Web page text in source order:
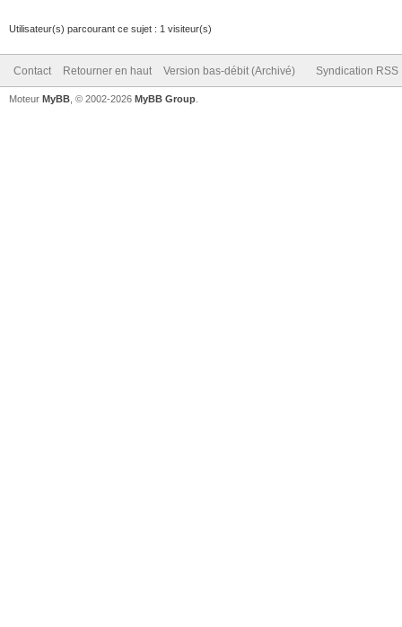
Utilisateur(s) parcourant ce sujet : 1 visiteur(s)
Contact Retourner en haut Version bas-débit (Archivé) Syndication RSS
Moteur MyBB , © 2002-2026 MyBB Group